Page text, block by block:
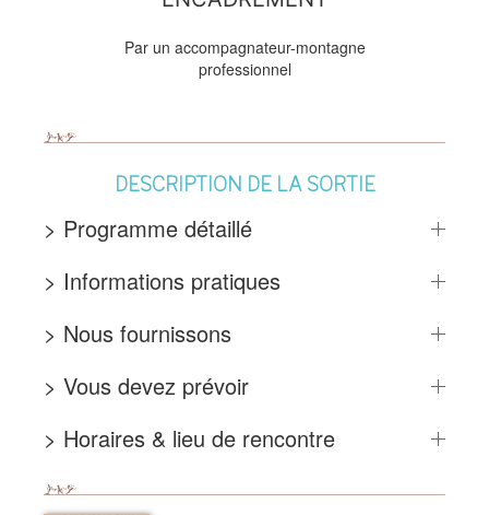
Par un accompagnateur-montagne
professionnel
DESCRIPTION DE LA SORTIE
> Programme détaillé
> Informations pratiques
> Nous fournissons
> Vous devez prévoir
> Horaires & lieu de rencontre